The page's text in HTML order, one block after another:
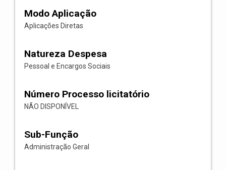
Modo Aplicação
Aplicações Diretas
Natureza Despesa
Pessoal e Encargos Sociais
Número Processo licitatório
NÃO DISPONÍVEL
Sub-Função
Administração Geral